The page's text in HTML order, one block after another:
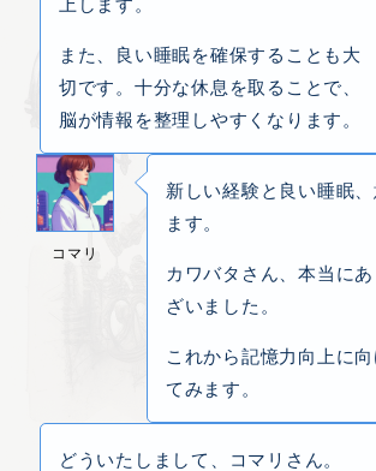
また、良い睡眠を確保することも大
切です。十分な休息を取ることで、
脳が情報を整理しやすくなります。
コマリ
新しい経験と良い睡眠
ます。
カワバタさん、本当に
ざいました。
これから記憶力向上に
てみます。
どういたしまして、コマリさん。